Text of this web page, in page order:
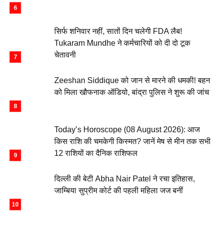
सिर्फ शनिवार नहीं, सातों दिन चलेगी FDA लैब!
Tukaram Mundhe ने कर्मचारियों को दी दो टूक
चेतावनी
Zeeshan Siddique को जान से मारने की धमकी! बहन
को मिला खौफनाक ऑडियो, बांद्रा पुलिस ने शुरू की जांच
Today’s Horoscope (08 August 2026): आज
किस राशि की चमकेगी किस्मत? जानें मेष से मीन तक सभी
12 राशियों का दैनिक राशिफल
दिल्ली की बेटी Abha Nair Patel ने रचा इतिहास,
जाम्बिया सुप्रीम कोर्ट की पहली महिला जज बनीं